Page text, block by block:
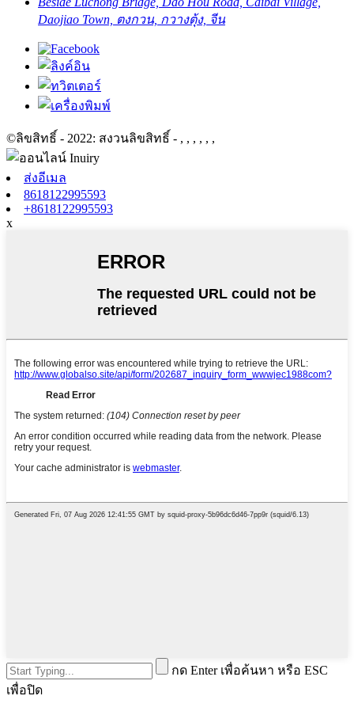
Daojiao Town, ตงกวน, กวางตุ้ง, จีน
©ลิขสิทธิ์ - 2022: สงวนลิขสิทธิ์ - , , , , , ,
ส่งอีเมล
8618122995593
+8618122995593
x
กด Enter เพื่อค้นหา หรือ ESC
เพื่อปิด